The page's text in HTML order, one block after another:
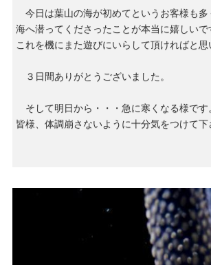
今日は葉山の海が初めてというお客様も多
海へ潜ってくださったことが本当に嬉しいで
これを機にまた遊びにいらして頂ければと思
３日間ありがとうございました。
そして明日から・・・急に寒くなる様です
皆様、体調崩さないように十分気をつけて下